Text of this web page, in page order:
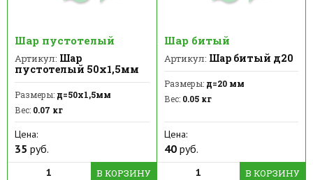
Шар пустотелый
Артикул: Шар
пустотелый 50х1,5мм
Размеры: д=50х1,5мм
Вес: 0.07 кг
Цена:
35 руб.
В КОРЗИНУ
Шар битый
Артикул: Шар битый д20
Размеры:д=20 мм
Вес:0.05 кг
Цена:
40руб.
В КОРЗИНУ